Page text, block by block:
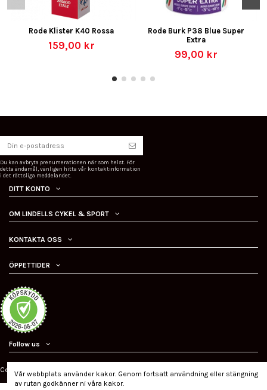
Rode Klister K40 Rossa
159,00 kr
Rode Burk P38 Blue Super
Extra
99,00 kr
Du kan avbryta prenumerationen när som helst. För
detta ändamål, vänligen hitta vår kontaktinformation
i det rättsliga meddelandet.
DITT KONTO
OM LINDELLS CYKEL & SPORT
KONTAKTA OSS
ÖPPETTIDER
Follow us
Certifierad ehandel
Vår webbplats använder kakor. Genom fortsatt användning eller stängning
av rutan godkänner ni våra kakor.